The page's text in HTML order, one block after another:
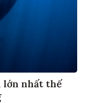
lớn nhất thế